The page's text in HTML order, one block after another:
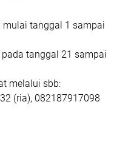
mulai tanggal 1 sampai
tanggal 21 sampai
melalui sbb:
(ria), 082187917098